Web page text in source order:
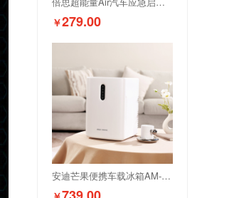
￥279.00
安迪芒果便携车载冰箱AM-LCX001